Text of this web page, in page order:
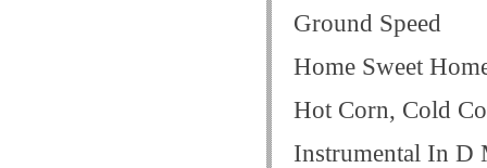
Ground Speed
Home Sweet
Hot Corn, Cold
Instrumental In D